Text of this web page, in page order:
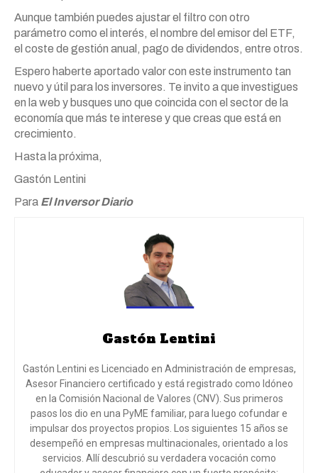
Aunque también puedes ajustar el filtro con otro
parámetro como el interés, el nombre del emisor del ETF,
el coste de gestión anual, pago de dividendos, entre otros.
Espero haberte aportado valor con este instrumento tan
nuevo y útil para los inversores. Te invito a que investigues
en la web y busques uno que coincida con el sector de la
economía que más te interese y que creas que está en
crecimiento.
Hasta la próxima,
Gastón Lentini
Para El Inversor Diario
Gastón Lentini
Gastón Lentini es Licenciado en Administración de empresas,
Asesor Financiero certificado y está registrado como Idóneo
en la Comisión Nacional de Valores (CNV). Sus primeros
pasos los dio en una PyME familiar, para luego cofundar e
impulsar dos proyectos propios. Los siguientes 15 años se
desempeñó en empresas multinacionales, orientado a los
servicios. Allí descubrió su verdadera vocación como